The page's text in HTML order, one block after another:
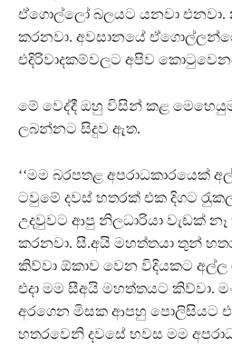
ඒගොල්ලෝ බලයට යනවා එනවා.
කරනවා. අවසානයේ
එදිරිවාදකම්වලට අපිව
මේ වෙද්දී ඔහු විසින් කළ
ලබන්නට සිදුව ඇත.
‘‘මම බරපතළ අපරාධකාරයෙක්
ටවුමේ දවස් හතරක් එක දිගට
උදවුවට ආපු නිලධාරියා වැඩක්
කරනවා. සී.අයි මහත්තයා තුන්
කිව්වා ඕකාව වෙන විදියකට අල්ල
එදා මම සීඅයි මහත්තයට කිව්වා.
අරගෙන මිසක ආපහු පොලිසියට
හතරවෙනි දවසේ හවස මම